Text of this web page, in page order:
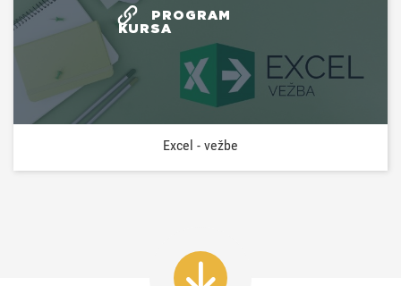
PROGRAM
KURSA
Excel - vežbe